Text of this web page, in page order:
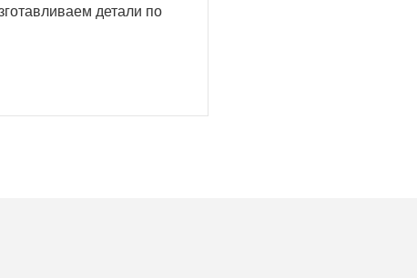
детали по